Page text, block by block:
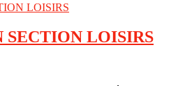
SECTION LOISIRS